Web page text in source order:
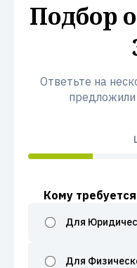
Подбор
Ответьте на
Кому
Для
Для